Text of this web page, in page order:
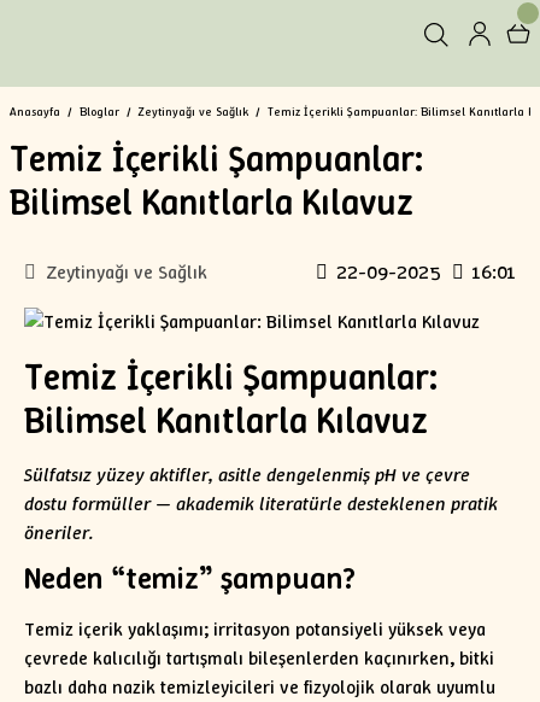
Anasayfa Bloglar Zeytinyağı ve Sağlık Temiz İçerikli Şampuanlar: Bilimsel Kanıtlarla
Temiz İçerikli Şampuanlar:
Bilimsel Kanıtlarla Kılavuz
Zeytinyağı ve Sağlık 22-09-2025 16:01
Temiz İçerikli Şampuanlar:
Bilimsel Kanıtlarla Kılavuz
Sülfatsız yüzey aktifler, asitle dengelenmiş pH ve çevre
dostu formüller — akademik literatürle desteklenen pratik
öneriler.
Neden “temiz” şampuan?
Temiz içerik yaklaşımı; irritasyon potansiyeli yüksek veya
çevrede kalıcılığı tartışmalı bileşenlerden kaçınırken, bitki
bazlı daha nazik temizleyicileri ve fizyolojik olarak uyumlu